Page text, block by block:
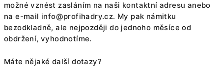
možné vznést zasláním na naši kontaktní adresu anebo
na e-mail info@profihadry.cz. My pak námitku
bezodkladně, ale nejpozději do jednoho měsíce od
obdržení, vyhodnotíme.
Máte nějaké další dotazy?